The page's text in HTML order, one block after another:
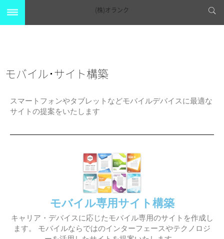
(株)オランク
モバイル･サイト構築
スマートフォンやタブレットなどモバイルデバイスに最適な
サイトの提案をいたします
モバイル専用サイト構築
キャリア・デバイスに応じたモバイル専用のサイトを作成し
ます。 モバイルならではのインターフェースやテクノロジ